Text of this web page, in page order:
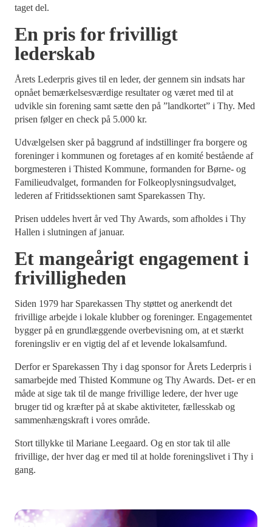
taget del.
En pris for frivilligt
lederskab
Årets Lederpris gives til en leder, der gennem sin indsats har
opnået bemærkelsesværdige resultater og været med til at
udvikle sin forening samt sætte den på ”landkortet” i Thy. Med
prisen følger en check på 5.000 kr.
Udvælgelsen sker på baggrund af indstillinger fra borgere og
foreninger i kommunen og foretages af en komité bestående af
borgmesteren i Thisted Kommune, formanden for Børne- og
Familieudvalget, formanden for Folkeoplysningsudvalget,
lederen af Fritidssektionen samt Sparekassen Thy.
Prisen uddeles hvert år ved Thy Awards, som afholdes i Thy
Hallen i slutningen af januar.
Et mangeårigt engagement i
frivilligheden
Siden 1979 har Sparekassen Thy støttet og anerkendt det
frivillige arbejde i lokale klubber og foreninger. Engagementet
bygger på en grundlæggende overbevisning om, at et stærkt
foreningsliv er en vigtig del af et levende lokalsamfund.
Derfor er Sparekassen Thy i dag sponsor for Årets Lederpris i
samarbejde med Thisted Kommune og Thy Awards. Det- er en
måde at sige tak til de mange frivillige ledere, der hver uge
bruger tid og kræfter på at skabe aktiviteter, fællesskab og
sammenhængskraft i vores område.
Stort tillykke til Mariane Leegaard. Og en stor tak til alle
frivillige, der hver dag er med til at holde foreningslivet i Thy i
gang.